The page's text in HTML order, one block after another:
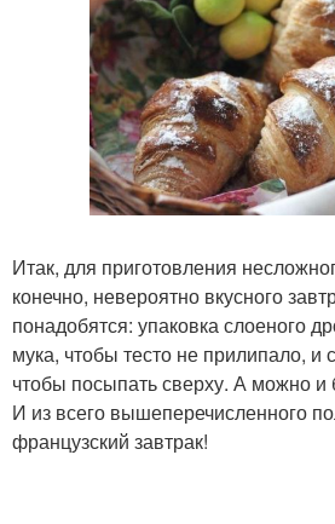
Итак, для приготовления
конечно, невероятно вкусного
понадобятся: упаковка слоеного
мука, чтобы тесто не прилипало, и
чтобы посыпать сверху. А можно и
И из всего вышеперечисленного
французский завтрак!